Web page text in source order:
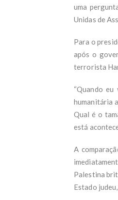
uma
Unidas de
Para o
após o
terrorista
“Quando
humanitária
Qual é o
está
A
Palestina
Estado